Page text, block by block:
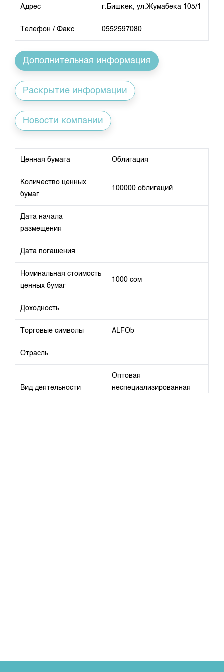
Наши партнеры
Корпоративные документы
Контакты
Финансовый рынок KG
25 лет ЗАО КФБ
Индекс и Капитализация
Котировки по ЦБ
Расписание аукционов по ГЦБ
Результаты аукционов ГЦБ
Объем ГЦБ в обращении
Результаты аукционов по депозитам
План работы на год
Адрес г.Бишкек, ул.Жумабека 105/1
Телефон / Факс 0552597080
Дополнительная информация
Раскрытие информации
Новости компании
Ценная бумага Облигация
Количество ценных
бумаг
100000 облигаций
Дата начала
размещения
Дата погашения
Номинальная стоимость
ценных бумаг
1000 сом
Доходность
Торговые символы ALFOb
Отрасль
Вид деятельности
Оптовая
неспециализированная